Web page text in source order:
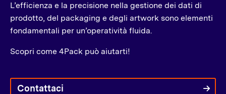
L’efficienza e la precisione nella gestione dei dati di
prodotto, del packaging e degli artwork sono elementi
fondamentali per un’operatività fluida.
Scopri come 4Pack può aiutarti!
Contattaci